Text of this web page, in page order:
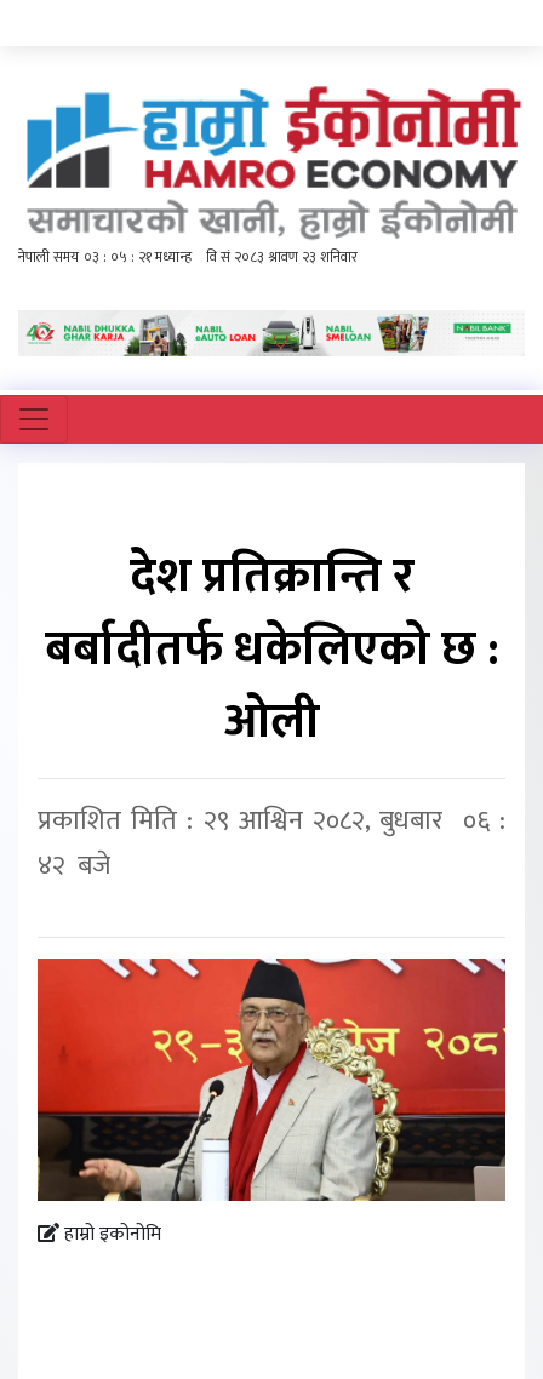
देश प्रतिक्रान्ति र
बर्बादीतर्फ धकेलिएको छ :
ओली
प्रकाशित मिति : २९ आश्विन २०८२, बुधबार ०६ :
४२ बजे
हाम्रो इकोनोमि